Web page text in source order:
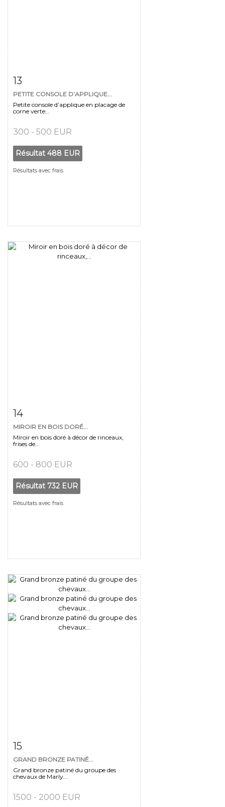
Fiche détaillée
13
PETITE CONSOLE D’APPLIQUE...
Petite console d’applique en placage de
corne verte...
300 - 500 EUR
Résultat 488 EUR
Résultats avec frais
Fiche détaillée
14
MIROIR EN BOIS DORÉ...
Miroir en bois doré à décor de rinceaux,
frises de...
600 - 800 EUR
Résultat 732 EUR
Résultats avec frais
Fiche détaillée
15
GRAND BRONZE PATINÉ...
Grand bronze patiné du groupe des
chevaux de Marly...
1500 - 2000 EUR